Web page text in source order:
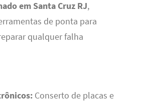
em Santa Cruz RJ,
de ponta para
qualquer falha
Conserto de placas e